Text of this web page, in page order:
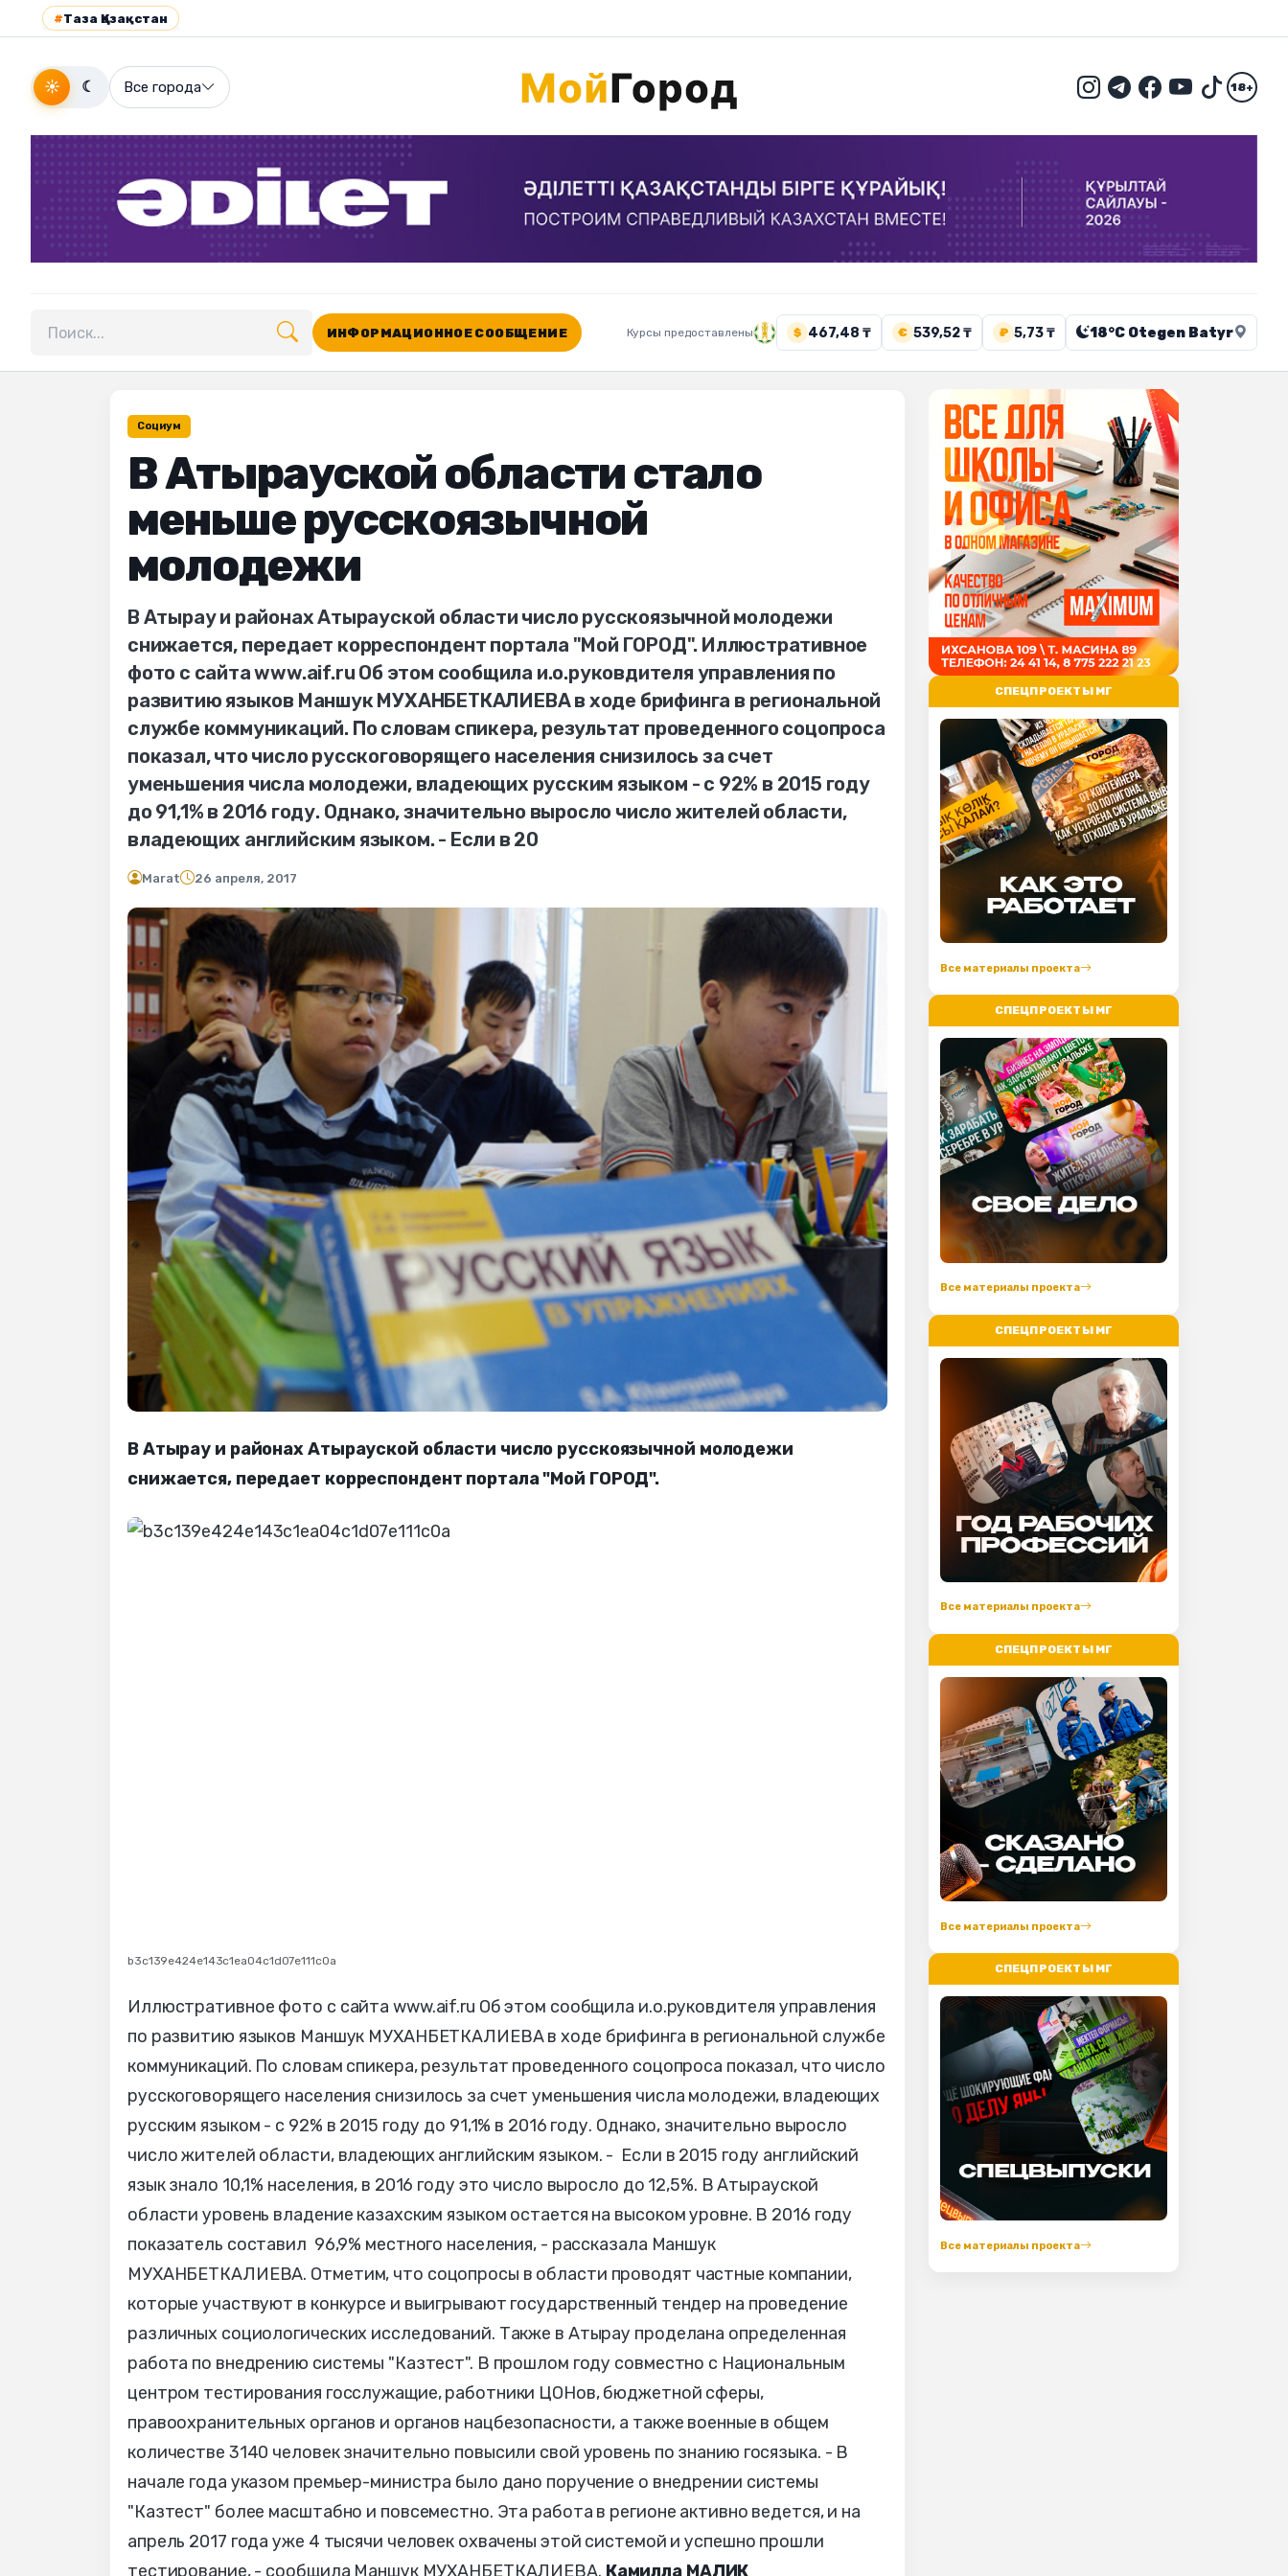
#Таза Қазақстан
☀ ☾ Все города 18+
Поиск по сайту
ИНФОРМАЦИОННОЕ СООБЩЕНИЕ Курсы предоставлены $ 467,48 ₸ € 539,52 ₸ ₽ 5,73 ₸ 18°C Otegen Batyr
Социум
В Атырауской области стало
меньше русскоязычной
молодежи
В Атырау и районах Атырауской области число русскоязычной молодежи
снижается, передает корреспондент портала "Мой ГОРОД". Иллюстративное
фото с сайта www.aif.ru Об этом сообщила и.о.руковдителя управления по
развитию языков Маншук МУХАНБЕТКАЛИЕВА в ходе брифинга в региональной
службе коммуникаций. По словам спикера, результат проведенного соцопроса
показал, что число русскоговорящего населения снизилось за счет
уменьшения числа молодежи, владеющих русским языком - с 92% в 2015 году
до 91,1% в 2016 году. Однако, значительно выросло число жителей области,
владеющих английским языком. - Если в 20
Marat 26 апреля, 2017
В Атырау и районах Атырауской области число русскоязычной молодежи
снижается, передает корреспондент портала "Мой ГОРОД".
b3c139e424e143c1ea04c1d07e111c0a
Иллюстративное фото с сайта www.aif.ru Об этом сообщила и.о.руковдителя управления
по развитию языков Маншук МУХАНБЕТКАЛИЕВА в ходе брифинга в региональной службе
коммуникаций. По словам спикера, результат проведенного соцопроса показал, что число
русскоговорящего населения снизилось за счет уменьшения числа молодежи, владеющих
русским языком - с 92% в 2015 году до 91,1% в 2016 году. Однако, значительно выросло
число жителей области, владеющих английским языком. - Если в 2015 году английский
язык знало 10,1% населения, в 2016 году это число выросло до 12,5%. В Атырауской
области уровень владение казахским языком остается на высоком уровне. В 2016 году
показатель составил 96,9% местного населения, - рассказала Маншук
МУХАНБЕТКАЛИЕВА. Отметим, что соцопросы в области проводят частные компании,
которые участвуют в конкурсе и выигрывают государственный тендер на проведение
различных социологических исследований. Также в Атырау проделана определенная
работа по внедрению системы "Казтест". В прошлом году совместно с Национальным
центром тестирования госслужащие, работники ЦОНов, бюджетной сферы,
правоохранительных органов и органов нацбезопасности, а также военные в общем
количестве 3140 человек значительно повысили свой уровень по знанию госязыка. - В
начале года указом премьер-министра было дано поручение о внедрении системы
"Казтест" более масштабно и повсеместно. Эта работа в регионе активно ведется, и на
апрель 2017 года уже 4 тысячи человек охвачены этой системой и успешно прошли
тестирование, - сообщила Маншук МУХАНБЕТКАЛИЕВА. Камилла МАЛИК
СПЕЦПРОЕКТЫ МГ
Все материалы проекта
СПЕЦПРОЕКТЫ МГ
Все материалы проекта
СПЕЦПРОЕКТЫ МГ
Все материалы проекта
СПЕЦПРОЕКТЫ МГ
Все материалы проекта
СПЕЦПРОЕКТЫ МГ
Все материалы проекта